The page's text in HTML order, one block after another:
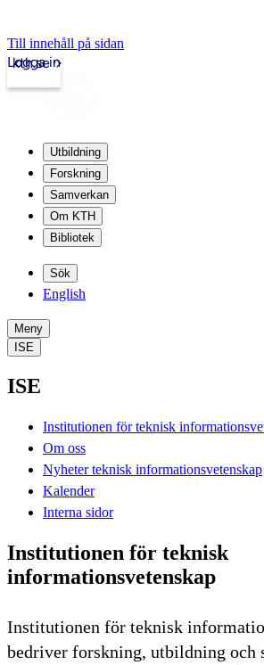
Till innehåll på sidan
kth.se
Logga in
Utbildning
Forskning
Samverkan
Om KTH
Bibliotek
Sök
English
Meny
ISE
ISE
Institutionen för teknisk
Om oss
Nyheter teknisk informationsvetenskap
Kalender
Interna sidor
Institutionen för teknisk
informationsvetenskap
Institutionen för teknisk
bedriver forskning, utbildning och